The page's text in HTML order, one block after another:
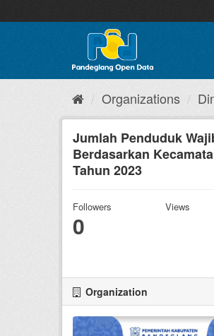
to
Organizations
Jumlah Penduduk
Berdasarkan
Tahun 2023
Followers
0
Views
Organization